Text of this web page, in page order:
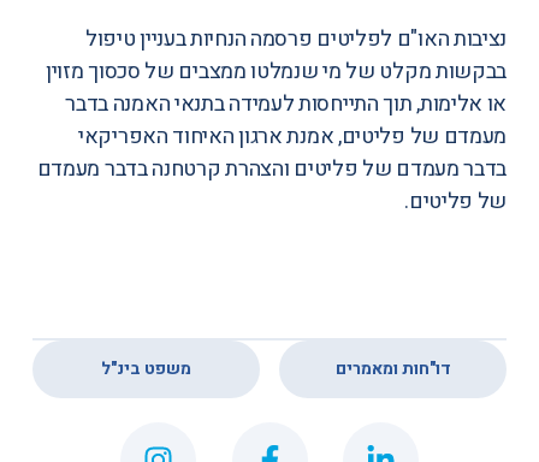
נציבות האו"ם לפליטים פרסמה הנחיות בעניין טיפול
בבקשות מקלט של מי שנמלטו ממצבים של סכסוך מזוין
או אלימות, תוך התייחסות לעמידה בתנאי האמנה בדבר
מעמדם של פליטים, אמנת ארגון האיחוד האפריקאי
בדבר מעמדם של פליטים והצהרת קרטחנה בדבר מעמדם
של פליטים.
דו"חות ומאמרים משפט בינ"ל